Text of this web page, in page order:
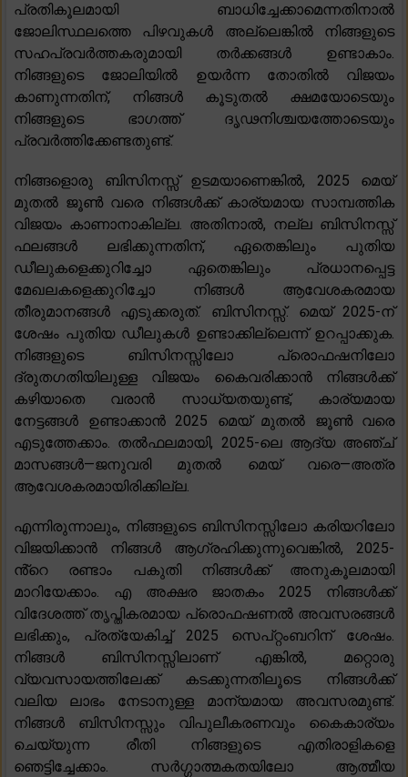
പ്രതികൂലമായി ബാധിച്ചേക്കാമെന്നതിനാൽ
ജോലിസ്ഥലത്തെ പിഴവുകൾ അല്ലെങ്കിൽ നിങ്ങളുടെ
സഹപ്രവർത്തകരുമായി തർക്കങ്ങൾ ഉണ്ടാകാം.
നിങ്ങളുടെ ജോലിയിൽ ഉയർന്ന തോതിൽ വിജയം
കാണുന്നതിന്, നിങ്ങൾ കൂടുതൽ ക്ഷമയോടെയും
നിങ്ങളുടെ ഭാഗത്ത് ദൃഢനിശ്ചയത്തോടെയും
പ്രവർത്തിക്കേണ്ടതുണ്ട്.
നിങ്ങളൊരു ബിസിനസ്സ് ഉടമയാണെങ്കിൽ, 2025 മെയ്
മുതൽ ജൂൺ വരെ നിങ്ങൾക്ക് കാര്യമായ സാമ്പത്തിക
വിജയം കാണാനാകില്ല. അതിനാൽ, നല്ല ബിസിനസ്സ്
ഫലങ്ങൾ ലഭിക്കുന്നതിന്, ഏതെങ്കിലും പുതിയ
ഡീലുകളെക്കുറിച്ചോ ഏതെങ്കിലും പ്രധാനപ്പെട്ട
മേഖലകളെക്കുറിച്ചോ നിങ്ങൾ ആവേശകരമായ
തീരുമാനങ്ങൾ എടുക്കരുത്. ബിസിനസ്സ്. മെയ് 2025-ന്
ശേഷം പുതിയ ഡീലുകൾ ഉണ്ടാക്കില്ലെന്ന് ഉറപ്പാക്കുക.
നിങ്ങളുടെ ബിസിനസ്സിലോ പ്രൊഫഷനിലോ
ദ്രുതഗതിയിലുള്ള വിജയം കൈവരിക്കാൻ നിങ്ങൾക്ക്
കഴിയാതെ വരാൻ സാധ്യതയുണ്ട്, കാര്യമായ
നേട്ടങ്ങൾ ഉണ്ടാക്കാൻ 2025 മെയ് മുതൽ ജൂൺ വരെ
എടുത്തേക്കാം. തൽഫലമായി, 2025-ലെ ആദ്യ അഞ്ച്
മാസങ്ങൾ—ജനുവരി മുതൽ മെയ് വരെ—അത്ര
ആവേശകരമായിരിക്കില്ല.
എന്നിരുന്നാലും, നിങ്ങളുടെ ബിസിനസ്സിലോ കരിയറിലോ
വിജയിക്കാൻ നിങ്ങൾ ആഗ്രഹിക്കുന്നുവെങ്കിൽ, 2025-
ൻ്റെ രണ്ടാം പകുതി നിങ്ങൾക്ക് അനുകൂലമായി
മാറിയേക്കാം. എ അക്ഷര ജാതകം 2025 നിങ്ങൾക്ക്
വിദേശത്ത് തൃപ്തികരമായ പ്രൊഫഷണൽ അവസരങ്ങൾ
ലഭിക്കും, പ്രത്യേകിച്ച് 2025 സെപ്റ്റംബറിന് ശേഷം.
നിങ്ങൾ ബിസിനസ്സിലാണ് എങ്കിൽ, മറ്റൊരു
വ്യവസായത്തിലേക്ക് കടക്കുന്നതിലൂടെ നിങ്ങൾക്ക്
വലിയ ലാഭം നേടാനുള്ള മാന്യമായ അവസരമുണ്ട്.
നിങ്ങൾ ബിസിനസ്സും വിപുലീകരണവും കൈകാര്യം
ചെയ്യുന്ന രീതി നിങ്ങളുടെ എതിരാളികളെ
ഞെട്ടിച്ചേക്കാം. സർഗ്ഗാത്മകതയിലോ ആത്മീയ